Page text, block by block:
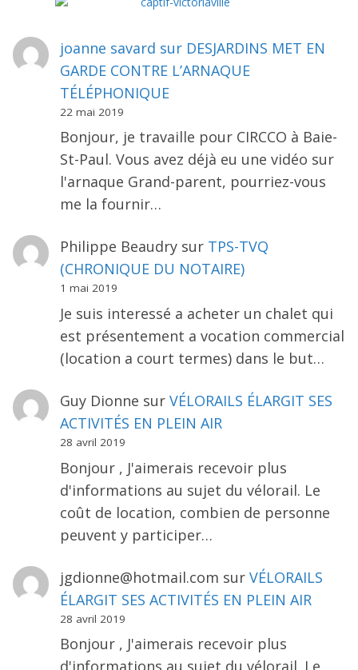
joanne savard sur DESJARDINS MET EN
GARDE CONTRE L’ARNAQUE
TÉLÉPHONIQUE
22 mai 2019
Bonjour, je travaille pour CIRCCO à Baie-
St-Paul. Vous avez déjà eu une vidéo sur
l'arnaque Grand-parent, pourriez-vous
me la fournir…
Philippe Beaudrysur TPS-TVQ
(CHRONIQUE DU NOTAIRE)
1 mai 2019
Je suis interessé a acheter un chalet qui
est présentement a vocation commercial
(location a court termes) dans le but…
Guy Dionne sur VÉLORAILS ÉLARGIT SES
ACTIVITÉS EN PLEIN AIR
28 avril 2019
Bonjour , J'aimerais recevoir plus
d'informations au sujet du vélorail. Le
coût de location, combien de personne
peuvent y participer…
jgdionne@hotmail.com sur VÉLORAILS
ÉLARGIT SES ACTIVITÉS EN PLEIN AIR
28 avril 2019
Bonjour , J'aimerais recevoir plus
d'informations au sujet du vélorail. Le